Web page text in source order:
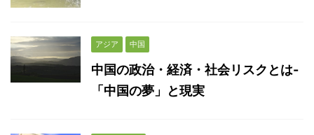
アジア 中国
中国の政治・経済・社会リスクとは-
「中国の夢」と現実